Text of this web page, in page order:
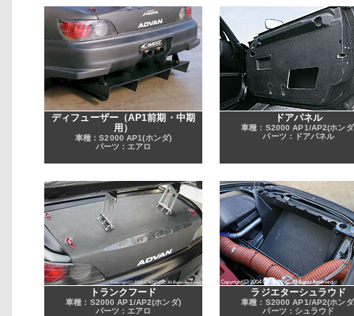
ディフューザー（AP1前期・中期
用）
車種：S2000 AP1(ホンダ)
パーツ：エアロ
ドアパネル
車種：S2000 AP1/AP2(ホン
パーツ：ドアパネル
トランクフード
車種：S2000 AP1/AP2(ホンダ)
パーツ：エアロ
ラジエターシュラウド
車種：S2000 AP1/AP2(ホン
パーツ：シュラウド